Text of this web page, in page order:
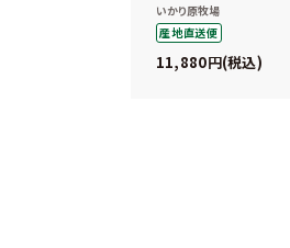
いかり原牧場
産地直送便
11,880 税込